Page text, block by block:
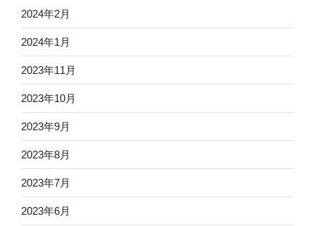
2024年2月
2024年1月
2023年11月
2023年10月
2023年9月
2023年8月
2023年7月
2023年6月